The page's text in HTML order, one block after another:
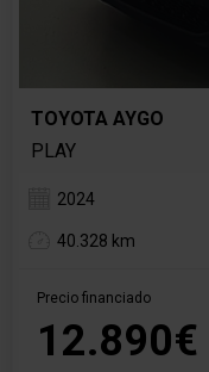
TOYOTA AYGO
PLAY
2024
40.328 km
Precio financiado
12.890€